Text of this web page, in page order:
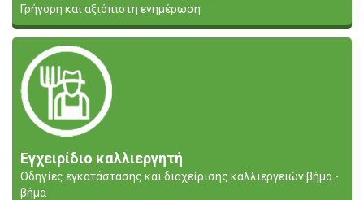
Γρήγορη και αξιόπιστη ενημέρωση
Εγχειρίδιο καλλιεργητή
Οδηγίες εγκατάστασης και διαχείρισης καλλιεργειών βήμα -
βήμα